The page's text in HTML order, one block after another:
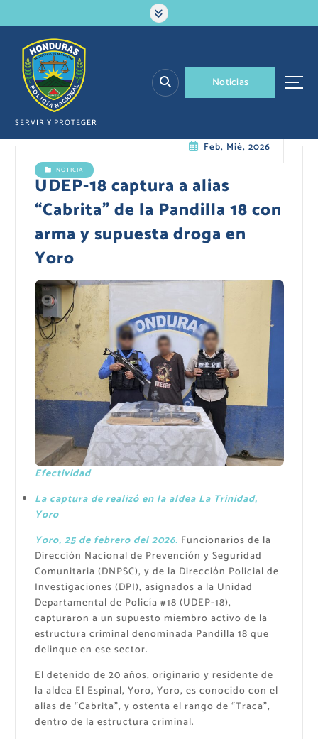
a
SERVIR Y PROTEGER
Noticias
Feb, Mié, 2026
NOTICIA
UDEP-18 captura a alias
“Cabrita” de la Pandilla 18 con
arma y supuesta droga en
Yoro
Efectividad
La captura de realizó en la aldea La Trinidad,
Yoro
Yoro, 25 de febrero del 2026. Funcionarios de la
Dirección Nacional de Prevención y Seguridad
Comunitaria (DNPSC), y de la Dirección Policial de
Investigaciones (DPI), asignados a la Unidad
Departamental de Policía #18 (UDEP-18),
capturaron a un supuesto miembro activo de la
estructura criminal denominada Pandilla 18 que
delinque en ese sector.
El detenido de 20 años, originario y residente de
la aldea El Espinal, Yoro, Yoro, es conocido con el
alias de “Cabrita”, y ostenta el rango de “Traca”,
dentro de la estructura criminal.